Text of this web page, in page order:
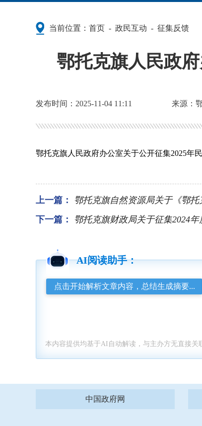
当前位置： 首页 - 政民互动 - 征集反馈
鄂托克旗人民政
发布时间：2025-11-04 11:11 来源：
鄂托克旗人民政府办公室关于公开征集2025年
上一篇：
鄂托克旗自然资源局关于《鄂
下一篇：
鄂托克旗财政局关于征集2024
AI阅读助手：
点击开始解析文章内容，总结生成摘要...
本内容提供均基于AI自动解读，与主办方无直接关
中国政府网